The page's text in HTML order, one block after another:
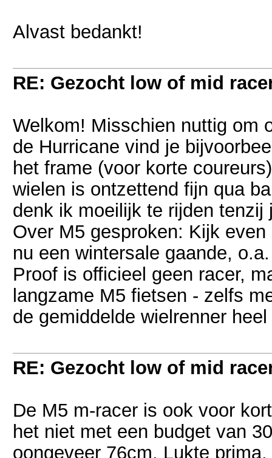
Alvast bedankt!
RE: Gezocht low of mid
Welkom! Misschien nuttig om
de Hurricane vind je
het frame (voor korte
wielen is ontzettend fijn qua
denk ik moeilijk te rijden
Over M5 gesproken: Kijk
nu een wintersale gaande,
Proof is officieel geen racer,
langzame M5 fietsen - zelfs
de gemiddelde wielrenner
RE: Gezocht low of mid
De M5 m-racer is ook voor
het niet met een budget van
oongeveer 76cm. Lukte